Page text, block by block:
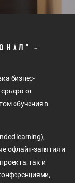
–
бизнес-
от
обучения в
learning),
офлайн-занятия и
так и